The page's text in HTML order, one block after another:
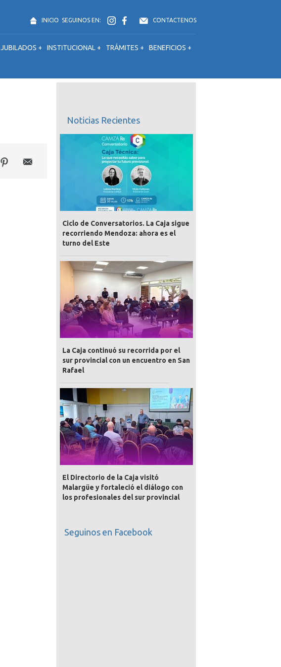
INICIO SEGUINOS EN: CONTACTENOS
JUBILADOS + INSTITUCIONAL + TRÁMITES + BENEFICIOS +
Noticias Recientes
Ciclo de Conversatorios. La Caja sigue
recorriendo Mendoza: ahora es el
turno del Este
La Caja continuó su recorrida por el
sur provincial con un encuentro en San
Rafael
El Directorio de la Caja visitó
Malargüe y fortaleció el diálogo con
los profesionales del sur provincial
Seguinos en Facebook